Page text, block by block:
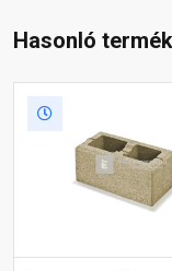
Hasonló